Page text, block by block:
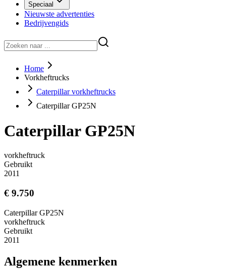
Speciaal
Nieuwste advertenties
Bedrijvengids
Home
Vorkheftrucks
Caterpillar vorkheftrucks
Caterpillar GP25N
Caterpillar GP25N
vorkheftruck
Gebruikt
2011
€ 9.750
Caterpillar GP25N
vorkheftruck
Gebruikt
2011
Algemene kenmerken